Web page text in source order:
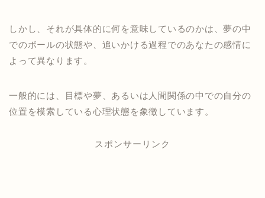
しかし、それが具体的に何を意味しているのかは、夢の中
でのボールの状態や、追いかける過程でのあなたの感情に
よって異なります。
一般的には、目標や夢、あるいは人間関係の中での自分の
位置を模索している心理状態を象徴しています。
スポンサーリンク